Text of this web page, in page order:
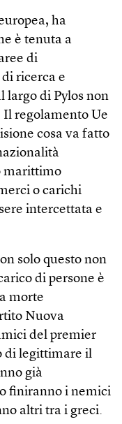
ha
è tenuta a
di
ricerca e
largo di Pylos non
Il regolamento Ue
cosa va fatto
marittimo
o carichi
intercettata e
solo questo non
di persone è
morte
Nuova
del premier
di legittimare il
già
finiranno i nemici
altri tra i greci.